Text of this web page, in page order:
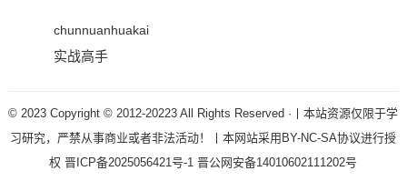
chunnuanhuakai
实战高手
© 2023 Copyright © 2012-20223 All Rights Reserved ·丨本站资源仅限于学
习研究，严禁从事商业或者非法活动！丨本网站采用BY-NC-SA协议进行授
权晋ICP备2025056421号-1晋公网安备14010602111202号